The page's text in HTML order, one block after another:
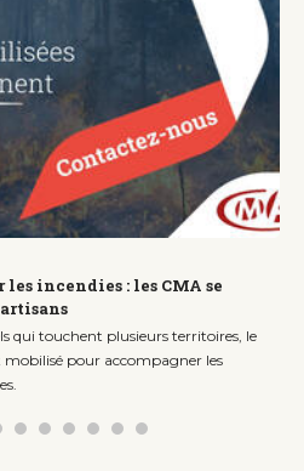
incendies : les CMA se
qui touchent plusieurs territoires, le
mobilisé pour accompagner les